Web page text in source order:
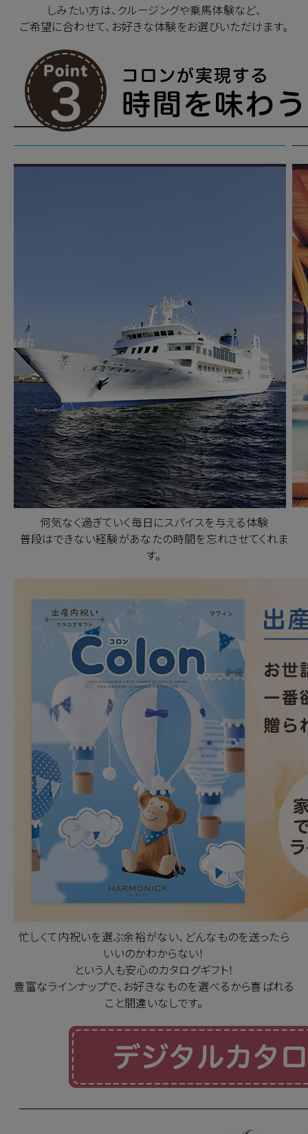
しみたい方は、クルージングや乗馬体験など、
ご希望に合わせて、お好きな体験をお選びいただけます。
何気なく過ぎていく毎日にスパイスを与える体験
普段はできない経験があなたの時間を忘れさせてくれま
す。
忙しくて内祝いを選ぶ余裕がない、どんなものを送ったら
いいのかわからない！
という人も安心のカタログギフト！
豊富なラインナップで、お好きなものを選べるから喜ばれる
こと間違いなしです。